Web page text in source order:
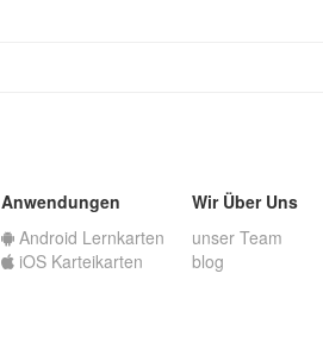
Anwendungen
Android Lernkarten
iOS Karteikarten
Wir Über Uns
unser Team
blog